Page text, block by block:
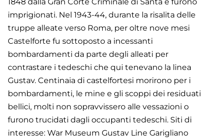
imprigionati. Nel 1943-44, durante la risalita delle
truppe alleate verso Roma, per oltre nove mesi
Castelforte fu sottoposto a incessanti
bombardamenti da parte degli alleati per
contrastare i tedeschi che qui tenevano la linea
Gustav. Centinaia di castelfortesi morirono per i
bombardamenti, le mine e gli scoppi dei residuati
bellici, molti non sopravvissero alle vessazioni o
furono trucidati dagli occupanti tedeschi. Siti di
interesse: War Museum Gustav Line Garigliano